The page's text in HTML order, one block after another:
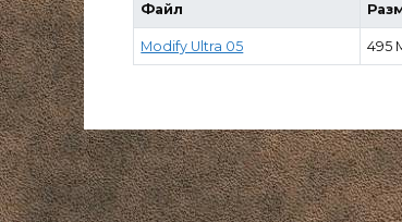
Файл
Modify Ultra 05 495